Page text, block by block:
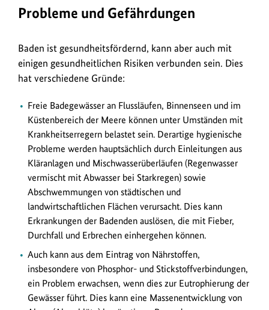
Probleme und Gefährdungen
Baden ist gesundheitsfördernd, kann aber auch mit
einigen gesundheitlichen Risiken verbunden sein. Dies
hat verschiedene Gründe:
Freie Badegewässer an Flussläufen, Binnenseen und im
Küstenbereich der Meere können unter Umständen mit
Krankheitserregern belastet sein. Derartige hygienische
Probleme werden hauptsächlich durch Einleitungen aus
Kläranlagen und Mischwasserüberläufen (Regenwasser
vermischt mit Abwasser bei Starkregen) sowie
Abschwemmungen von städtischen und
landwirtschaftlichen Flächen verursacht. Dies kann
Erkrankungen der Badenden auslösen, die mit Fieber,
Durchfall und Erbrechen einhergehen können.
Auch kann aus dem Eintrag von Nährstoffen,
insbesondere von Phosphor- und Stickstoffverbindungen,
ein Problem erwachsen, wenn dies zur Eutrophierung der
Gewässer führt. Dies kann eine Massenentwicklung von